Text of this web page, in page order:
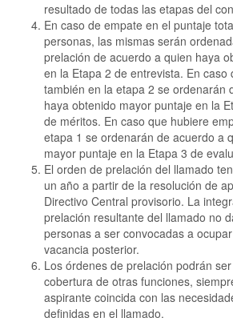
resultado de todas las etapas del
En caso de empate en el puntaje
personas, las mismas serán
prelación de acuerdo a quien haya
en la Etapa 2 de entrevista. En
también en la etapa 2 se ordenarán
haya obtenido mayor puntaje en la
de méritos. En caso que hubiere
etapa 1 se ordenarán de acuerdo a
mayor puntaje en la Etapa 3 de
El orden de prelación del llamado
un año a partir de la resolución de
Directivo Central provisorio. La
prelación resultante del llamado no
personas a ser convocadas a
vacancia posterior.
Los órdenes de prelación podrán
cobertura de otras funciones,
aspirante coincida con las
definidas en el llamado.